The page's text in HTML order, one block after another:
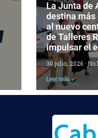
La Junta de
destina más
al nuevo
de Talleres
impulsar el
30 julio, 2026 No
Leer más »